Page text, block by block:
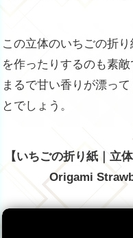
この立体のいちごの折
を作ったりするのも素
まるで甘い香りが漂っ
とでしょう。
【いちごの折り紙｜立
Origami